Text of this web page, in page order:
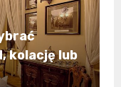
kolację lub